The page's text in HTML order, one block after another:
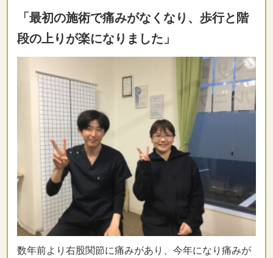
「最初の施術で痛みがなくなり、歩行と階
段の上りが楽になりました」
数年前より右股関節に痛みがあり、今年になり痛みが